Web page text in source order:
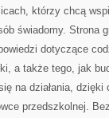
którzy chcą
świadomy. Strona
dotyczące
a także tego, jak
na działania, dzięki
przedszkolnej.